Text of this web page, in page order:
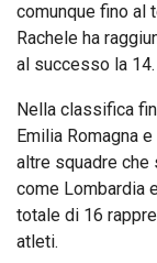
comunque fino al
Rachele ha
al successo la 14.
Nella classifica
Emilia Romagna
altre squadre che
come Lombardia
totale di 16
atleti.